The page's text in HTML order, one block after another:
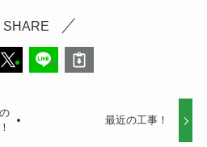
SHARE
最近の工事！